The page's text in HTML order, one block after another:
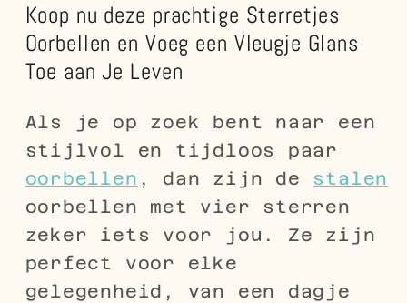
Koop nu deze prachtige Sterretjes
Oorbellen en Voeg een Vleugje Glans
Toe aan Je Leven
Als je op zoek bent naar een
stijlvol en tijdloos paar
oorbellen , dan zijn de stalen
oorbellen met vier sterren
zeker iets voor jou. Ze zijn
perfect voor elke
gelegenheid, van een dagje